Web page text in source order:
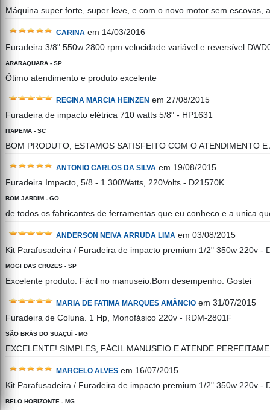
Máquina super forte, super leve, e com o novo motor sem
CARINA em 14/03/2016
Furadeira 3/8" 550w 2800 rpm velocidade variável e reversível
ARARAQUARA - SP
Ótimo atendimento e produto excelente
REGINA MARCIA HEINZEN em 27/08/2015
Furadeira de impacto elétrica 710 watts 5/8" - HP1631
ITAPEMA - SC
BOM PRODUTO, ESTAMOS SATISFEITO COM O ATENDIMENTO
ANTONIO CARLOS DA SILVA em 19/08/2015
Furadeira Impacto, 5/8 - 1.300Watts, 220Volts - D21570K
BOM JARDIM - GO
de todos os fabricantes de ferramentas que eu conheco e a unica
ANDERSON NEIVA ARRUDA LIMA em 03/08/2015
Kit Parafusadeira / Furadeira de impacto premium 1/2" 350w 220v -
MOGI DAS CRUZES - SP
Excelente produto. Fácil no manuseio.Bom desempenho. Gostei
MARIA DE FATIMA MARQUES AMÂNCIO em 31/07/2015
Furadeira de Coluna. 1 Hp, Monofásico 220v - RDM-2801F
SÃO BRÁS DO SUAÇUÍ - MG
EXCELENTE! SIMPLES, FÁCIL MANUSEIO E ATENDE
MARCELO ALVES em 16/07/2015
Kit Parafusadeira / Furadeira de impacto premium 1/2" 350w 220v -
BELO HORIZONTE - MG